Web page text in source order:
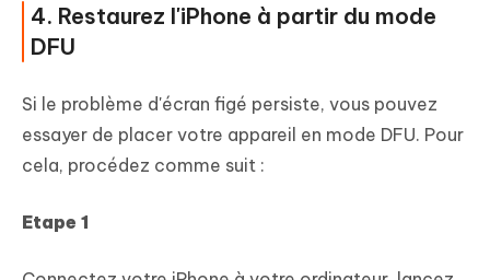
4. Restaurez l'iPhone à partir du mode
DFU
Si le problème d'écran figé persiste, vous pouvez
essayer de placer votre appareil en mode DFU. Pour
cela, procédez comme suit :
Etape 1